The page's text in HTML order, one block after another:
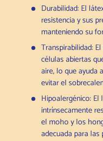
Durabilidad: El
resistencia y sus
manteniendo su
Transpirabilidad:
células abiertas
aire, lo que ayuda
evitar el
Hipoalergénico:
intrínsecamente
el moho y los
adecuada para las